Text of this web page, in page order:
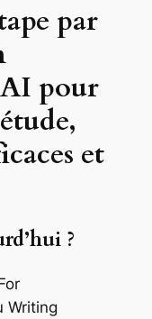
par
pour
et
?